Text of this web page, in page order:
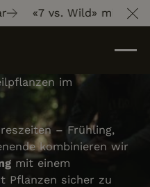
«7 vs. Wild» mit Gion
im
– Frühling,
kombinieren wir
mit einem
Pflanzen sicher zu